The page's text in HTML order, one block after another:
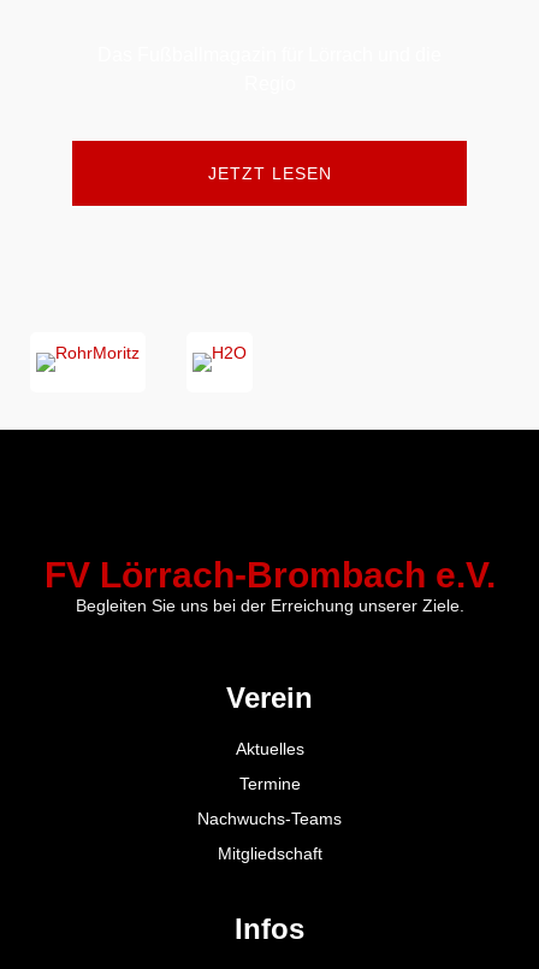
JETZT LESEN
FV Lörrach-Brombach e.V.
Begleiten Sie uns bei der Erreichung unserer Ziele.
Verein
Aktuelles
Termine
Nachwuchs-Teams
Mitgliedschaft
Infos